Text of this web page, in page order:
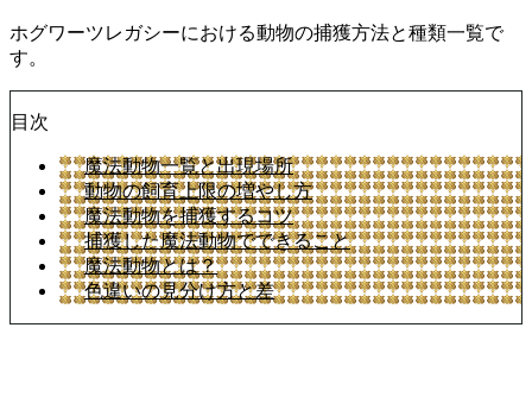
ホグワーツレガシーにおける動物の捕獲方法と種類一覧で
す。
目次
魔法動物一覧と出現場所
動物の飼育上限の増やし方
魔法動物を捕獲するコツ
捕獲した魔法動物でできること
魔法動物とは？
色違いの見分け方と差